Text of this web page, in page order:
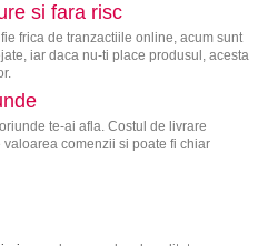
si fara risc
frica de tranzactiile online, acum sunt
iar daca nu-ti place produsul, acesta
te-ai afla. Costul de livrare
comenzii si poate fi chiar